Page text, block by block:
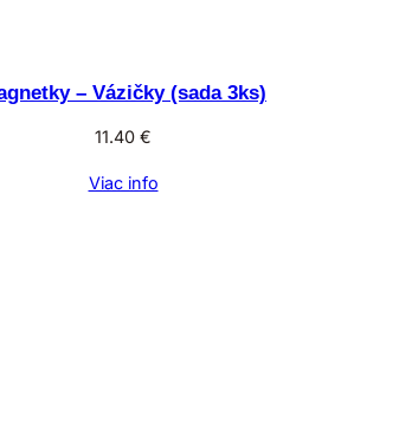
– Vázičky (sada 3ks)
11.40 €
Viac info